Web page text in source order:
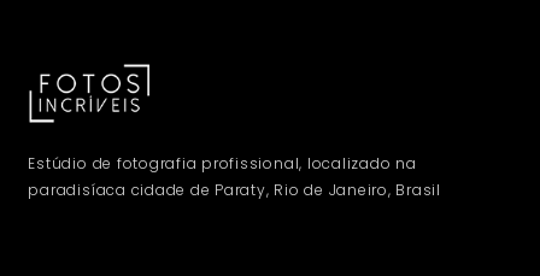
Estúdio de fotografia profissional, localizado na
paradisíaca cidade de Paraty, Rio de Janeiro, Brasil